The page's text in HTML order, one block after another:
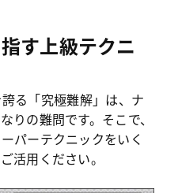
す上級テクニ
る「究極難解」は、ナ
りの難問です。そこで、
パーテクニックをいく
活用ください。